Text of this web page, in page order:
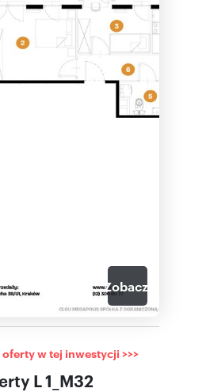
Zobacz galerię
L 1_M32
w tej inwestycji >>>